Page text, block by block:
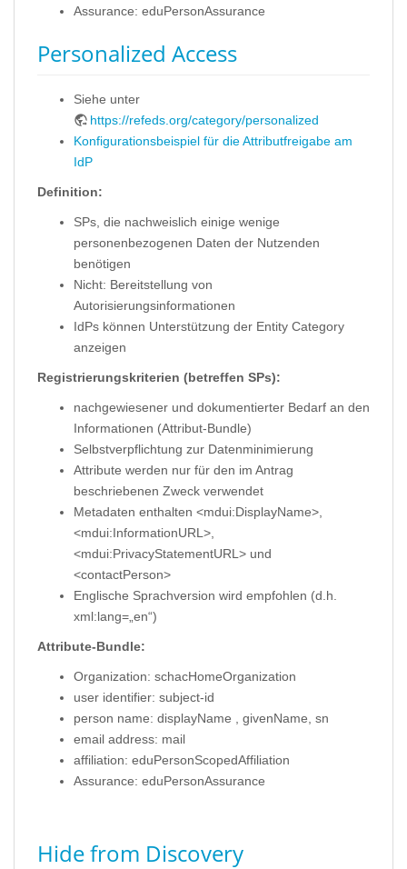
Assurance: eduPersonAssurance
Personalized Access
Siehe unter
https://refeds.org/category/personalized
Konfigurationsbeispiel für die Attributfreigabe am
IdP
Definition:
SPs, die nachweislich einige wenige
personenbezogenen Daten der Nutzenden
benötigen
Nicht: Bereitstellung von
Autorisierungsinformationen
IdPs können Unterstützung der Entity Category
anzeigen
Registrierungskriterien (betreffen SPs):
nachgewiesener und dokumentierter Bedarf an den
Informationen (Attribut-Bundle)
Selbstverpflichtung zur Datenminimierung
Attribute werden nur für den im Antrag
beschriebenen Zweck verwendet
Metadaten enthalten <mdui:DisplayName>,
<mdui:InformationURL>,
<mdui:PrivacyStatementURL> und
<contactPerson>
Englische Sprachversion wird empfohlen (d.h.
xml:lang=„en“)
Attribute-Bundle:
Organization: schacHomeOrganization
user identifier: subject-id
person name: displayName , givenName, sn
email address: mail
affiliation: eduPersonScopedAffiliation
Assurance: eduPersonAssurance
Hide from Discovery